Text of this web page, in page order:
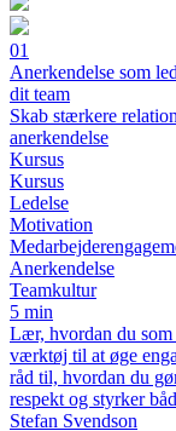
01
Anerkendelse som
dit team
Skab stærkere
anerkendelse
Kursus
Kursus
Ledelse
Motivation
Anerkendelse
Teamkultur
5 min
Lær, hvordan du som
værktøj til at øge
råd til, hvordan du
respekt og styrker
Stefan Svendson